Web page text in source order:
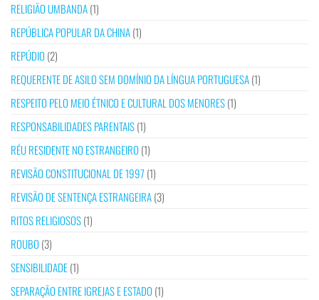
RELIGIÃO UMBANDA(1)
REPÚBLICA POPULAR DA CHINA(1)
REPÚDIO (2)
REQUERENTE DE ASILO SEM DOMÍNIO DA LÍNGUA PORTUGUESA(1)
RESPEITO PELO MEIO ÉTNICO E CULTURAL DOS MENORES(1)
RESPONSABILIDADES PARENTAIS(1)
RÉU RESIDENTE NO ESTRANGEIRO (1)
REVISÃO CONSTITUCIONAL DE 1997 (1)
REVISÃO DE SENTENÇA ESTRANGEIRA(3)
RITOS RELIGIOSOS(1)
ROUBO (3)
SENSIBILIDADE(1)
SEPARAÇÃO ENTRE IGREJAS E ESTADO (1)